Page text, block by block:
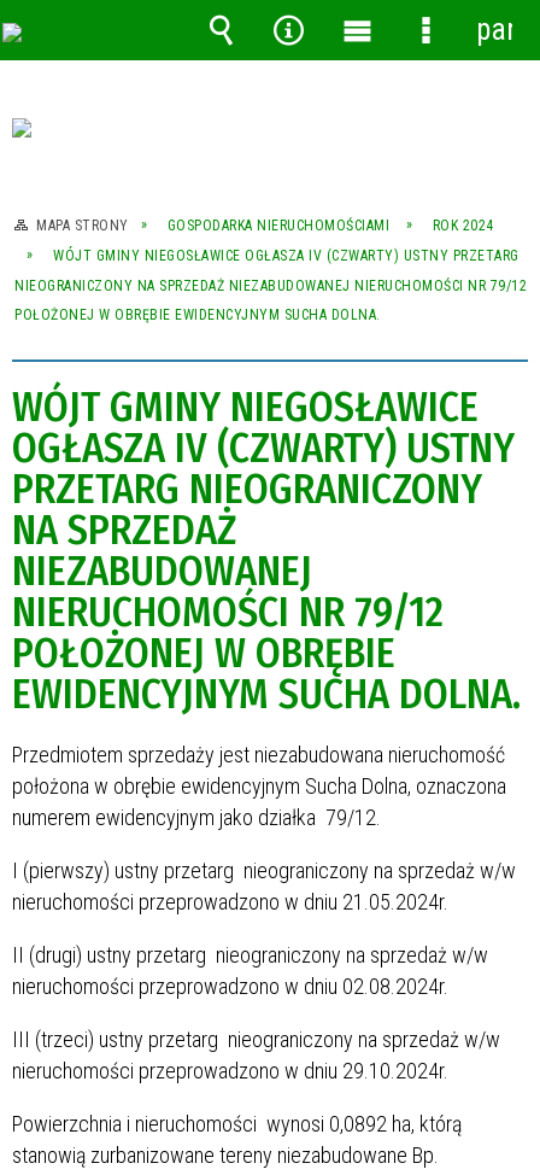
MAPA STRONY GOSPODARKA NIERUCHOMOŚCIAMI
ROK 2024
WÓJT GMINY NIEGOSŁAWICE OGŁASZA IV (CZWARTY) USTNY PRZETARG
NIEOGRANICZONY NA SPRZEDAŻ NIEZABUDOWANEJ NIERUCHOMOŚCI NR 79/12
POŁOŻONEJ W OBRĘBIE EWIDENCYJNYM SUCHA DOLNA.
WÓJT GMINY NIEGOSŁAWICE
OGŁASZA IV (CZWARTY) USTNY
PRZETARG NIEOGRANICZONY
NA SPRZEDAŻ
NIEZABUDOWANEJ
NIERUCHOMOŚCI NR 79/12
POŁOŻONEJ W OBRĘBIE
EWIDENCYJNYM SUCHA DOLNA.
Przedmiotem sprzedaży jest niezabudowana nieruchomość
położona w obrębie ewidencyjnym Sucha Dolna, oznaczona
numerem ewidencyjnym jako działka 79/12.
I (pierwszy) ustny przetarg nieograniczony na sprzedaż w/w
nieruchomości przeprowadzono w dniu 21.05.2024r.
II (drugi) ustny przetarg nieograniczony na sprzedaż w/w
nieruchomości przeprowadzono w dniu 02.08.2024r.
III (trzeci) ustny przetarg nieograniczony na sprzedaż w/w
nieruchomości przeprowadzono w dniu 29.10.2024r.
Powierzchnia i nieruchomości wynosi 0,0892 ha, którą
stanowią zurbanizowane tereny niezabudowane Bp.
Wyszukiwarka
Narzędzia
MenuMenu